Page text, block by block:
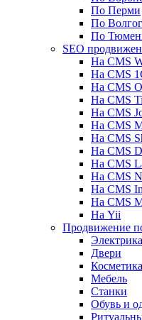
По Перми
По
По
SEO
На CMS
На CMS
На CMS
На CMS
На CMS
На CMS
На CMS
На CMS
На CMS
На CMS
На CMS
На CMS
На Yii
Продвижение
Электрика
Двери
Косметика
Мебель
Станки
Обувь и